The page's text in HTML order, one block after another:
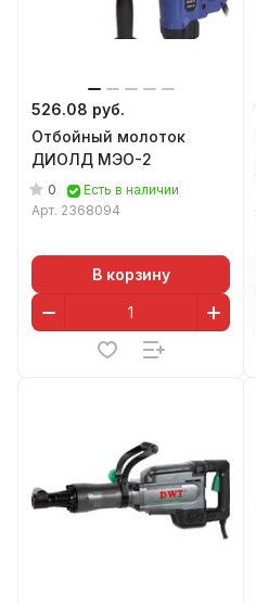
526.08 руб.
Отбойный молоток
ДИОЛД МЭО-2
0
Есть в наличии
Арт. 2368094
В корзину